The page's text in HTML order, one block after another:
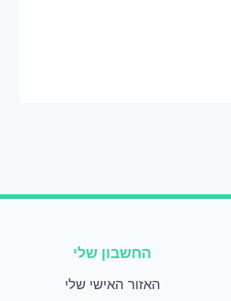
החשבון שלי
האזור האישי שלי